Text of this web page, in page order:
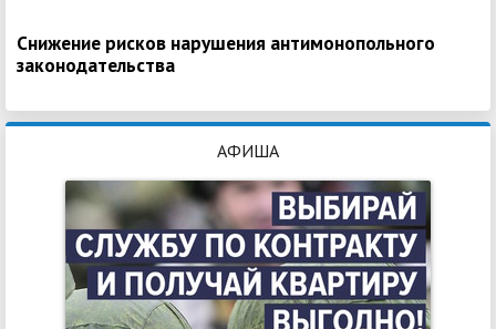
Снижение рисков нарушения антимонопольного
законодательства
АФИША